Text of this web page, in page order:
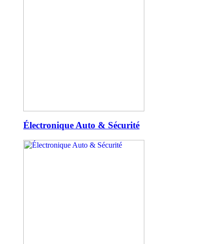
Électronique Auto & Sécurité